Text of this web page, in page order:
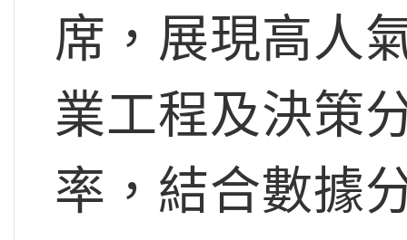
席，展現高人
業工程及決策
率，結合數據